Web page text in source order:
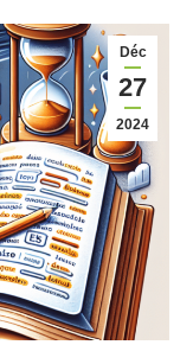
Déc
27
2024